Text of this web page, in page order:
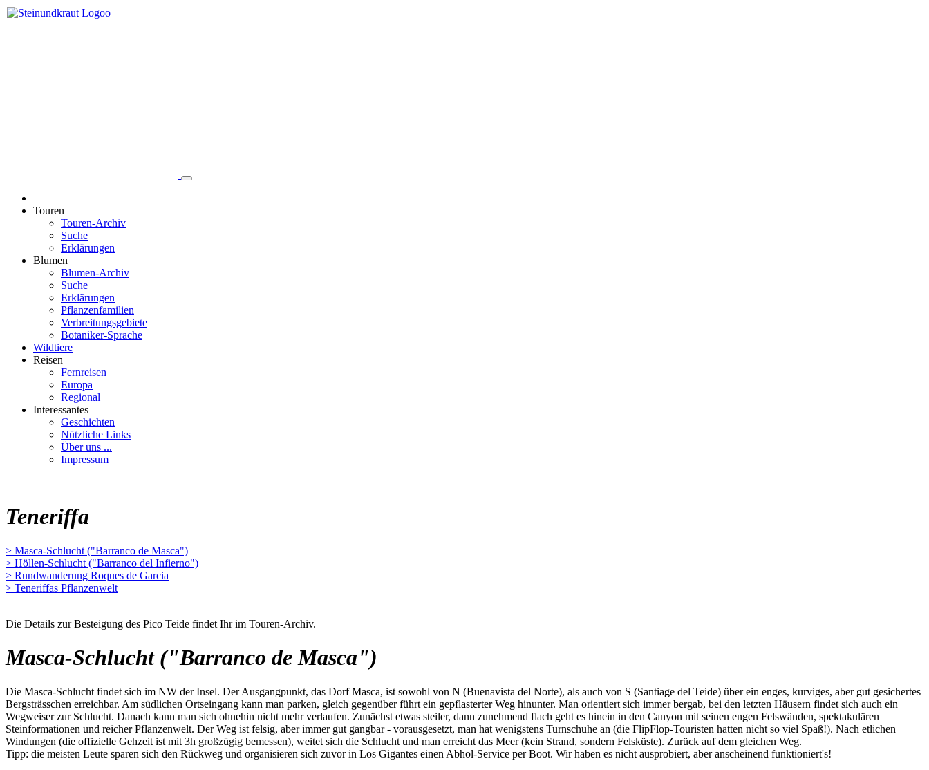
Touren
Touren-Archiv
Suche
Erklärungen
Blumen
Blumen-Archiv
Suche
Erklärungen
Pflanzenfamilien
Verbreitungsgebiete
Botaniker-Sprache
Wildtiere
Reisen
Fernreisen
Europa
Regional
Interessantes
Geschichten
Nützliche Links
Über uns ...
Impressum
Teneriffa
> Masca-Schlucht ("Barranco de Masca")
> Höllen-Schlucht ("Barranco del Infierno")
> Rundwanderung Roques de Garcia
> Teneriffas Pflanzenwelt
Die Details zur Besteigung des Pico Teide findet Ihr im Touren-Archiv.
Masca-Schlucht ("Barranco de Masca")
Die Masca-Schlucht findet sich im NW der Insel. Der Ausgangpunkt, das Dorf Masca, ist sowohl von N (Buenavista del Norte), als auch von S (Santiage del Teide) über ein enges, kurviges, aber gut gesichertes
Bergsträsschen erreichbar. Am südlichen Ortseingang kann man parken, gleich gegenüber führt ein gepflasterter Weg hinunter. Man orientiert sich immer bergab, bei den letzten Häusern findet sich auch ein
Wegweiser zur Schlucht. Danach kann man sich ohnehin nicht mehr verlaufen. Zunächst etwas steiler, dann zunehmend flach geht es hinein in den Canyon mit seinen engen Felswänden, spektakulären
Steinformationen und reicher Pflanzenwelt. Der Weg ist felsig, aber immer gut gangbar - vorausgesetzt, man hat wenigstens Turnschuhe an (die FlipFlop-Touristen hatten nicht so viel Spaß!). Nach etlichen
Windungen (die offizielle Gehzeit ist mit 3h großzügig bemessen), weitet sich die Schlucht und man erreicht das Meer (kein Strand, sondern Felsküste). Zurück auf dem gleichen Weg.
Tipp: die meisten Leute sparen sich den Rückweg und organisieren sich zuvor in Los Gigantes einen Abhol-Service per Boot. Wir haben es nicht ausprobiert, aber anscheinend funktioniert's!